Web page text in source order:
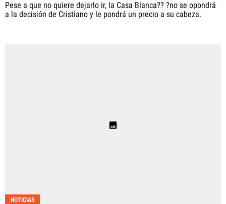
Pese a que no quiere dejarlo ir, la Casa Blanca?? ?no se opondrá
a la decisión de Cristiano y le pondrá un precio a su cabeza.
NOTICIAS